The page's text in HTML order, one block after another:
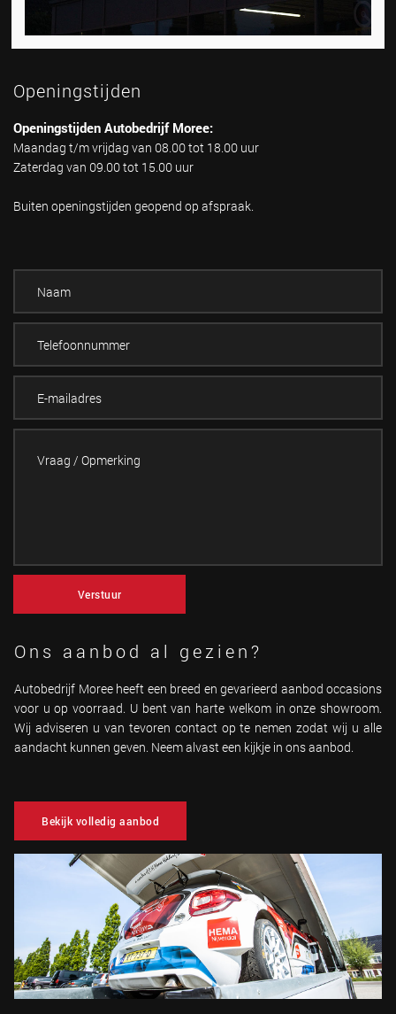
Openingstijden
Openingstijden Autobedrijf Moree:
Maandag t/m vrijdag van 08.00 tot 18.00 uur
Zaterdag van 09.00 tot 15.00 uur
Buiten openingstijden geopend op afspraak.
Verstuur
Ons aanbod al gezien?
Autobedrijf Moree heeft een breed en gevarieerd aanbod occasions
voor u op voorraad. U bent van harte welkom in onze showroom.
Wij adviseren u van tevoren contact op te nemen zodat wij u alle
aandacht kunnen geven. Neem alvast een kijkje in ons aanbod.
Bekijk volledig aanbod